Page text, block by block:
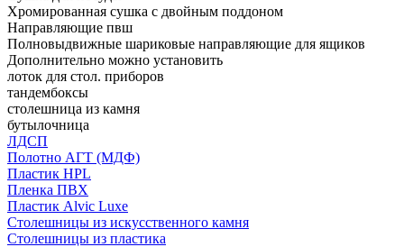
Хромированная сушка с двойным поддоном
Направляющие пвш
Полновыдвижные шариковые направляющие для ящиков
Дополнительно можно установить
лоток для стол. приборов
тандембоксы
столешница из камня
бутылочница
ЛДСП
Полотно АГТ (МДФ)
Пластик HPL
Пленка ПВХ
Пластик Alvic Luxe
Столешницы из искусственного камня
Столешницы из пластика